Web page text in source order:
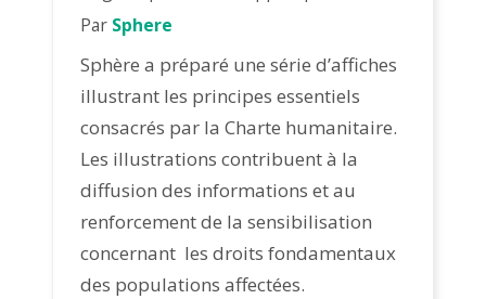
Par Sphere
Sphère a préparé une série d’affiches
illustrant les principes essentiels
consacrés par la Charte humanitaire.
Les illustrations contribuent à la
diffusion des informations et au
renforcement de la sensibilisation
concernant les droits fondamentaux
des populations affectées.